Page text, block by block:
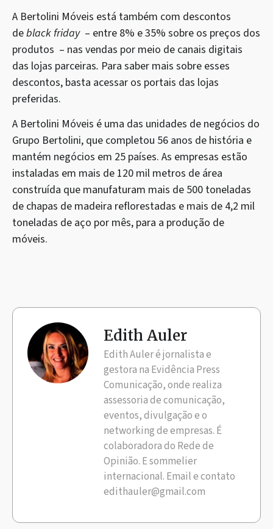
A Bertolini Móveis está também com descontos
deblack friday– entre 8% e 35% sobre os preços dos
produtos – nas vendas por meio de canais digitais
das lojas parceiras. Para saber mais sobre esses
descontos, basta acessar os portais das lojas
preferidas.
A Bertolini Móveis é uma das unidades de negócios do
Grupo Bertolini, que completou 56 anos de história e
mantém negócios em 25 países. As empresas estão
instaladas em mais de 120 mil metros de área
construída que manufaturam mais de 500 toneladas
de chapas de madeira reflorestadas e mais de 4,2 mil
toneladas de aço por mês, para a produção de
móveis.
Edith Auler
Edith Auler é jornalista e
gestora na Evidência Press
Comunicação, onde realiza
assessoria de comunicação,
eventos, divulgação e o
networking de empresas. É
colaboradora do Rede de
Opinião. E sommelier
internacional. Email e contato
edithauler@gmail.com